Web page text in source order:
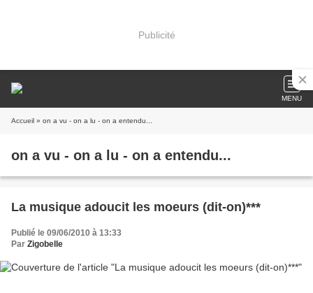
Publicité
MENU
Accueil » on a vu - on a lu - on a entendu...
on a vu - on a lu - on a entendu...
La musique adoucit les moeurs (dit-on)***
Publié le 09/06/2010 à 13:33
Par Zigobelle